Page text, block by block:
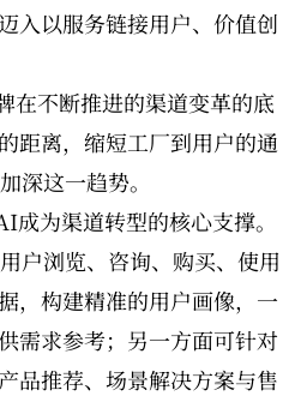
入以服务链接用户、价值创
在不断推进的渠道变革的底
距离，缩短工厂到用户的通
深这一趋势。
成为渠道转型的核心支撑。
户浏览、咨询、购买、使用
，构建精准的用户画像，一
需求参考；另一方面可针对
品推荐、场景解决方案与售